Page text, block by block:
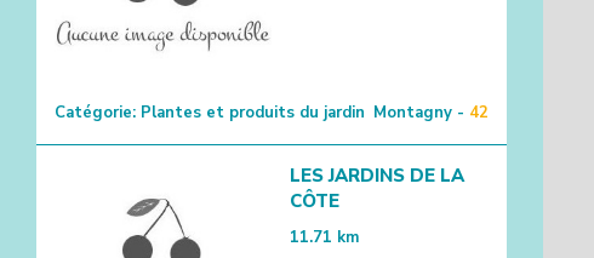
Catégorie: Plantes et produits du jardin Montagny - 42
LES JARDINS DE LA
CÔTE
11.71 km